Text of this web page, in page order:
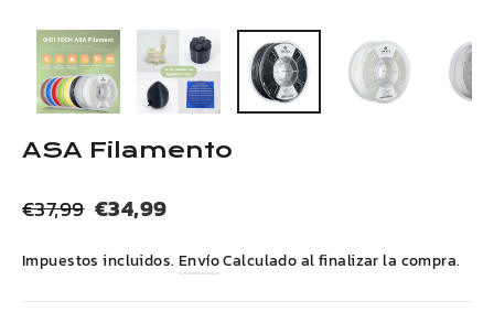
ASA Filamento
Precio
€37,99 Precio
venta
€34,99
Impuestos incluidos. EnvíoCalculado al finalizar la compra.